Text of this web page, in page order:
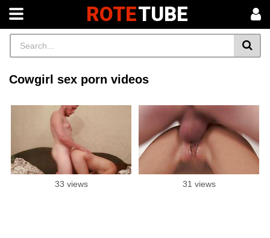
ROTETUBE
Cowgirl sex porn videos
33 views 31 views